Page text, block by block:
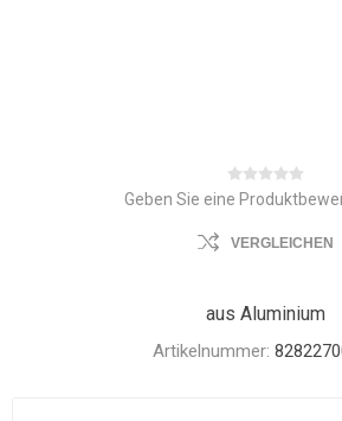
Geben Sie eine
VERGLEICHEN
aus Aluminium
Artikelnummer: